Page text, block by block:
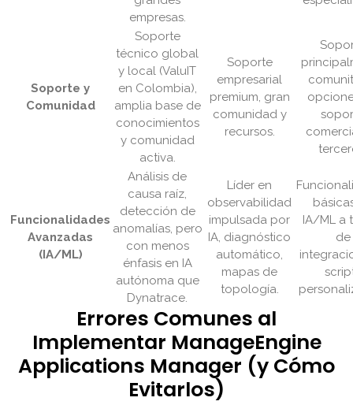
empresas.
Soporte y
Comunidad
Soporte
técnico global
y local (ValuIT
en Colombia),
amplia base de
conocimientos
y comunidad
activa.
Soporte
empresarial
premium, gran
comunidad y
recursos.
Funcionalidades
Avanzadas
(IA/ML)
Análisis de
causa raíz,
detección de
anomalías, pero
con menos
énfasis en IA
autónoma que
Dynatrace.
Líder en
observabilidad
impulsada por
IA, diagnóstico
automático,
mapas de
topología.
IA/ML a
de
Errores Comunes al
Implementar ManageEngine
Applications Manager (y Cómo
Evitarlos)